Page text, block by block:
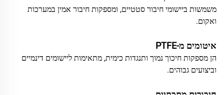
משמשות ביישומי חיבור סטטיים, ומספקות חיבור אמין במערכות
ואקום.
איטומים מ-PTFE
הן מספקות חיכוך נמוך ותנגדות כימית, מתאימות ליישומים דינמיים
וביצועים גבוהים.